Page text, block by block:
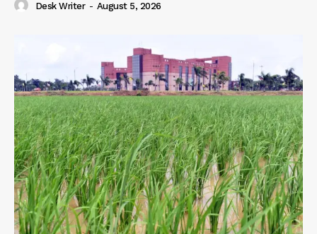
Desk Writer - August 5, 2026